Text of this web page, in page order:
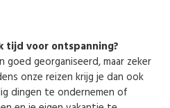
tijd voor ontspanning?
goed georganiseerd, maar zeker
onze reizen krijg je dan ook
dingen te ondernemen of